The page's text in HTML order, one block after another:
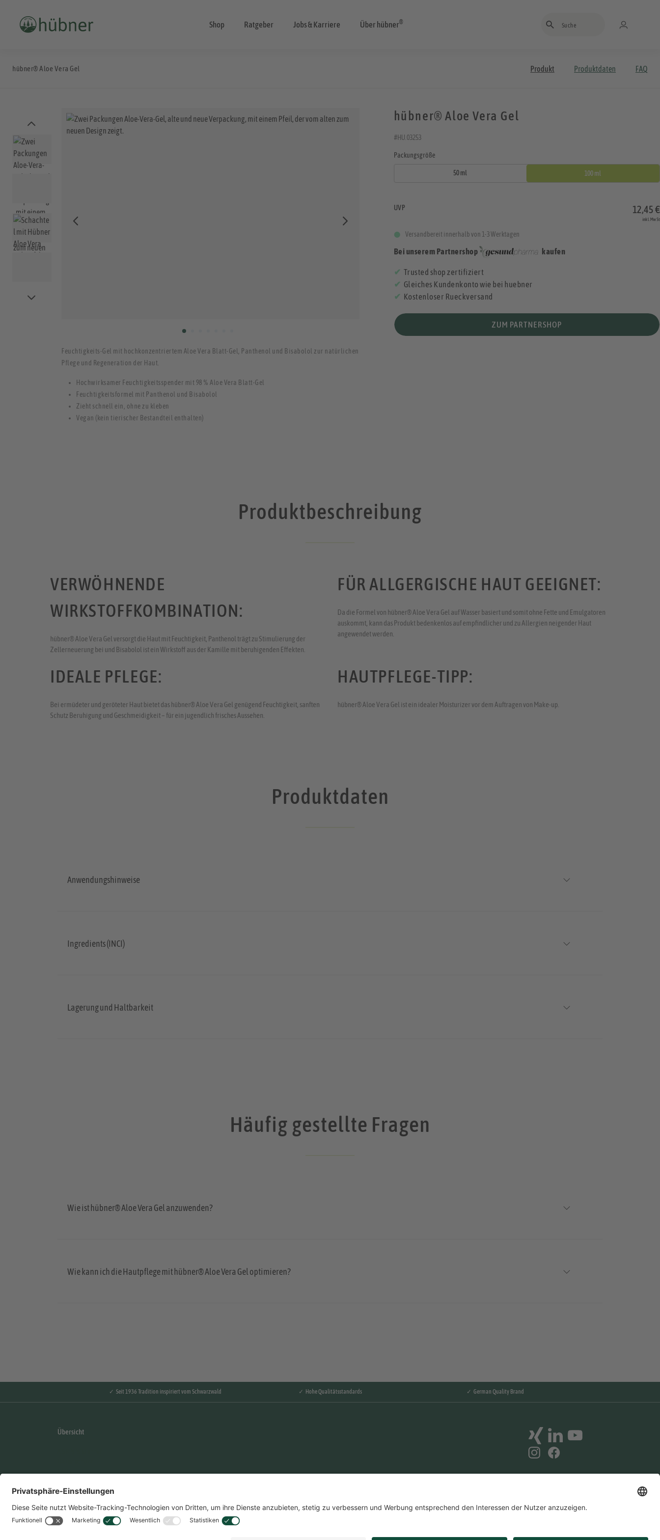
Shop Ratgeber Jobs & Karriere Über hübner®
hübner® Aloe Vera Gel Produkt Produktdaten FAQ
Feuchtigkeits-Gel mit hochkonzentriertem Aloe Vera Blatt-Gel, Panthenol und Bisabolol zur natürlichen
Pflege und Regeneration der Haut.
Hochwirksamer Feuchtigkeitsspender mit 98 % Aloe Vera Blatt-Gel
Feuchtigkeitsformel mit Panthenol und Bisabolol
Zieht schnell ein, ohne zu kleben
Vegan (kein tierischer Bestandteil enthalten)
hübner® Aloe Vera Gel
#HU.03253
Packungsgröße
50 ml 100 ml
UVP 12,45 €
inkl. MwSt
Versandbereit innerhalb von 1-3 Werktagen
Bei unserem Partnershop kaufen
Trusted shop zertifiziert
Gleiches Kundenkonto wie bei huebner
Kostenloser Rueckversand
ZUM PARTNERSHOP
Produktbeschreibung
VERWÖHNENDE
WIRKSTOFFKOMBINATION:
hübner® Aloe Vera Gel versorgt die Haut mit Feuchtigkeit, Panthenol trägt zu Stimulierung der
Zellerneuerung bei und Bisabolol ist ein Wirkstoff aus der Kamille mit beruhigenden Effekten.
FÜR ALLGERGISCHE HAUT GEEIGNET:
Da die Formel von hübner® Aloe Vera Gel auf Wasser basiert und somit ohne Fette und Emulgatoren
auskommt, kann das Produkt bedenkenlos auf empfindlicher und zu Allergien neigender Haut
angewendet werden.
IDEALE PFLEGE:
Bei ermüdeter und geröteter Haut bietet das hübner® Aloe Vera Gel genügend Feuchtigkeit, sanften
Schutz Beruhigung und Geschmeidigkeit – für ein jugendlich frisches Aussehen.
HAUTPFLEGE-TIPP:
hübner® Aloe Vera Gel ist ein idealer Moisturizer vor dem Auftragen von Make-up.
Produktdaten
Anwendungshinweise
Ingredients (INCI)
Lagerung und Haltbarkeit
Häufig gestellte Fragen
Wie ist hübner® Aloe Vera Gel anzuwenden?
Wie kann ich die Hautpflege mit hübner® Aloe Vera Gel optimieren?
✓ Seit 1936 Tradition inspiriert vom Schwarzwald ✓ Hohe Qualitätsstandards ✓ German Quality Brand
Übersicht
Impressum
Kontakt
Nebenwirkungen Formular